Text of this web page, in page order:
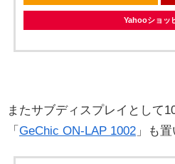
Yahooショッ
またサブディスプレイとして
「 GeChic ON-LAP 1002 」も